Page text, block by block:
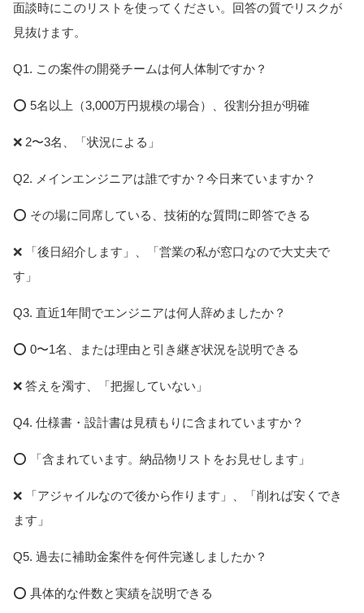
面談時にこのリストを使ってください。回答の質でリスクが
見抜けます。
Q1. この案件の開発チームは何人体制ですか？
⭕ 5名以上（3,000万円規模の場合）、役割分担が明確
❌ 2〜3名、「状況による」
Q2. メインエンジニアは誰ですか？今日来ていますか？
⭕ その場に同席している、技術的な質問に即答できる
❌ 「後日紹介します」、「営業の私が窓口なので大丈夫で
す」
Q3. 直近1年間でエンジニアは何人辞めましたか？
⭕ 0〜1名、または理由と引き継ぎ状況を説明できる
❌ 答えを濁す、「把握していない」
Q4. 仕様書・設計書は見積もりに含まれていますか？
⭕ 「含まれています。納品物リストをお見せします」
❌ 「アジャイルなので後から作ります」、「削れば安くでき
ます」
Q5. 過去に補助金案件を何件完遂しましたか？
⭕ 具体的な件数と実績を説明できる